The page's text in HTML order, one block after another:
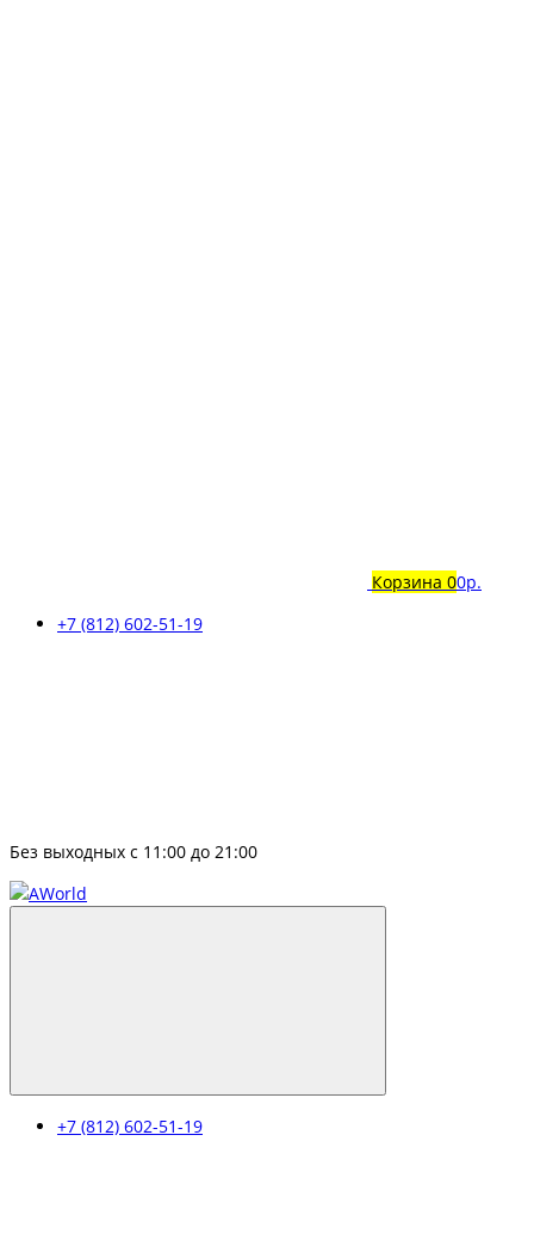
Корзина 00р.
+7 (812) 602-51-19
Без выходных с 11:00 до 21:00
+7 (812) 602-51-19